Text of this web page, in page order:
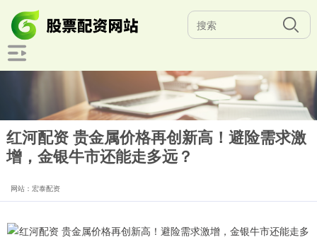
红河配资 贵金属价格再创新高！避险需求激
增，金银牛市还能走多远？
网站：宏泰配资